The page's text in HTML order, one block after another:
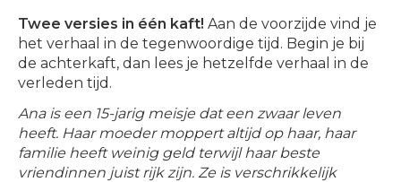
Twee versies in één kaft! Aan de voorzijde vind je
het verhaal in de tegenwoordige tijd. Begin je bij
de achterkaft, dan lees je hetzelfde verhaal in de
verleden tijd.
Ana is een 15-jarig meisje dat een zwaar leven
heeft. Haar moeder moppert altijd op haar, haar
familie heeft weinig geld terwijl haar beste
vriendinnen juist rijk zijn. Ze is verschrikkelijk